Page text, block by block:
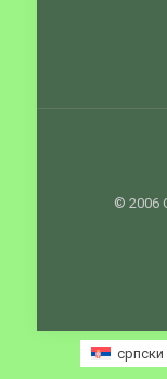
© 2006
српски